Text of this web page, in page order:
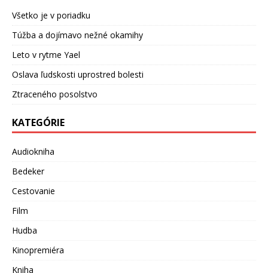
Všetko je v poriadku
Túžba a dojímavo nežné okamihy
Leto v rytme Yael
Oslava ľudskosti uprostred bolesti
Ztraceného posolstvo
KATEGÓRIE
Audiokniha
Bedeker
Cestovanie
Film
Hudba
Kinopremiéra
Kniha